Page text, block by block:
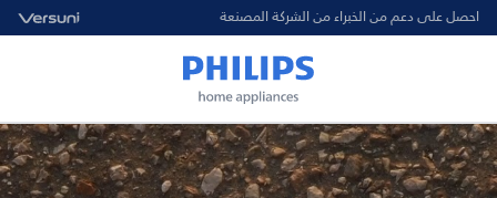
احصل على دعم من الخبراء من الشركة المصنعة